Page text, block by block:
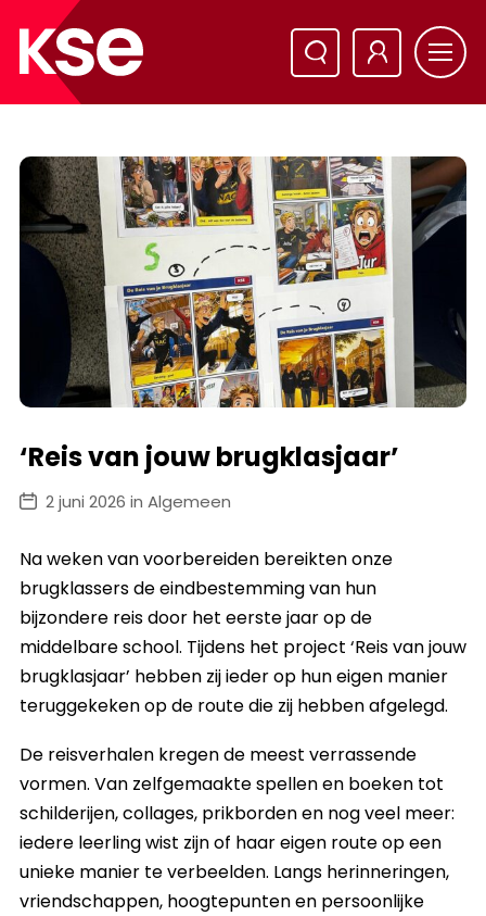
‘Reis van jouw brugklasjaar’
2 juni 2026 in Algemeen
Na weken van voorbereiden bereikten onze
brugklassers de eindbestemming van hun
bijzondere reis door het eerste jaar op de
middelbare school. Tijdens het project ‘Reis van jouw
brugklasjaar’ hebben zij ieder op hun eigen manier
teruggekeken op de route die zij hebben afgelegd.
De reisverhalen kregen de meest verrassende
vormen. Van zelfgemaakte spellen en boeken tot
schilderijen, collages, prikborden en nog veel meer:
iedere leerling wist zijn of haar eigen route op een
unieke manier te verbeelden. Langs herinneringen,
vriendschappen, hoogtepunten en persoonlijke